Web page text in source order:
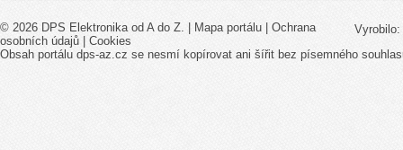
Vyrobilo:
© 2026 DPS Elektronika od A do Z. | Mapa portálu
Ochrana
osobních údajů
Cookies
Obsah portálu dps-az.cz se nesmí kopírovat ani šířit bez písemného